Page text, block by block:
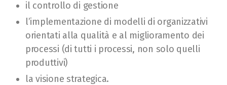
il controllo di gestione
l’implementazione di modelli di organizzativi
orientati alla qualità e al miglioramento dei
processi (di tutti i processi, non solo quelli
produttivi)
la visione strategica.